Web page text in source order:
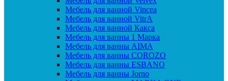
Мебель для ванной Vincea
Мебель для ванной VitrA
Мебель для ванной Какса
Мебель для ванны 1 Марка
Мебель для ванны AIMA
Мебель для ванны COROZO
Мебель для ванны ESBANO
Мебель для ванны Jorno